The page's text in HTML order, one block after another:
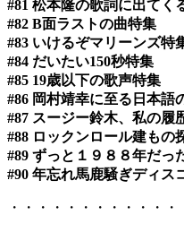
#81 松本隆の歌詞に出てく
#82 B面ラストの曲特集
#83 いけるぞマリーンズ特
#84 だいたい150秒特集
#85 19歳以下の歌声特集
#86 岡村靖幸に至る日本語
#87 スージー鈴木、私の履
#88 ロックンロール建もの
#89 ずっと１９８８年だっ
#90 年忘れ馬鹿騒ぎディス
・・・・・・・・・・・